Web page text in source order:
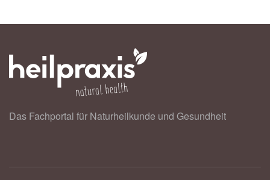
Das Fachportal für Naturheilkunde und Gesundheit